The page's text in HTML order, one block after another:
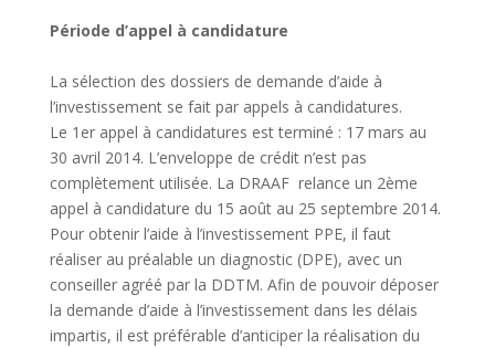
Période d’appel à candidature
La sélection des dossiers de demande d’aide à
l’investissement se fait par appels à candidatures.
Le 1er appel à candidatures est terminé : 17 mars au
30 avril 2014. L’enveloppe de crédit n’est pas
complètement utilisée. La DRAAF relance un 2ème
appel à candidature du 15 août au 25 septembre 2014.
Pour obtenir l’aide à l’investissement PPE, il faut
réaliser au préalable un diagnostic (DPE), avec un
conseiller agréé par la DDTM. Afin de pouvoir déposer
la demande d’aide à l’investissement dans les délais
impartis, il est préférable d’anticiper la réalisation du